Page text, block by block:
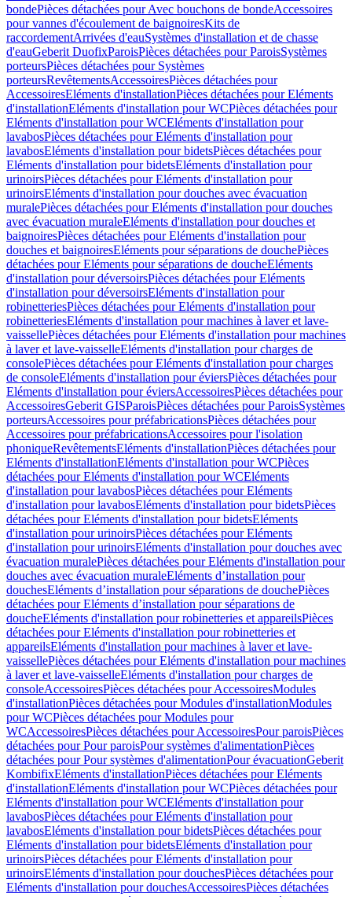
bondePièces détachées pour Avec bouchons de bondeAccessoires
pour vannes d'écoulement de baignoiresKits de
raccordementArrivées d'eauSystèmes d'installation et de chasse
d'eauGeberit DuofixParoisPièces détachées pour ParoisSystèmes
porteursPièces détachées pour Systèmes
porteursRevêtementsAccessoiresPièces détachées pour
AccessoiresEléments d'installationPièces détachées pour Eléments
d'installationEléments d'installation pour WCPièces détachées pour
Eléments d'installation pour WCEléments d'installation pour
lavabosPièces détachées pour Eléments d'installation pour
lavabosEléments d'installation pour bidetsPièces détachées pour
Eléments d'installation pour bidetsEléments d'installation pour
urinoirsPièces détachées pour Eléments d'installation pour
urinoirsEléments d'installation pour douches avec évacuation
muralePièces détachées pour Eléments d'installation pour douches
avec évacuation muraleEléments d'installation pour douches et
baignoiresPièces détachées pour Eléments d'installation pour
douches et baignoiresEléments pour séparations de douchePièces
détachées pour Eléments pour séparations de doucheEléments
d'installation pour déversoirsPièces détachées pour Eléments
d'installation pour déversoirsEléments d'installation pour
robinetteriesPièces détachées pour Eléments d'installation pour
robinetteriesEléments d'installation pour machines à laver et lave-
vaissellePièces détachées pour Eléments d'installation pour machines
à laver et lave-vaisselleEléments d'installation pour charges de
consolePièces détachées pour Eléments d'installation pour charges
de consoleEléments d'installation pour éviersPièces détachées pour
Eléments d'installation pour éviersAccessoiresPièces détachées pour
AccessoiresGeberit GISParoisPièces détachées pour ParoisSystèmes
porteursAccessoires pour préfabricationsPièces détachées pour
Accessoires pour préfabricationsAccessoires pour l'isolation
phoniqueRevêtementsEléments d'installationPièces détachées pour
Eléments d'installationEléments d'installation pour WCPièces
détachées pour Eléments d'installation pour WCEléments
d'installation pour lavabosPièces détachées pour Eléments
d'installation pour lavabosEléments d'installation pour bidetsPièces
détachées pour Eléments d'installation pour bidetsEléments
d'installation pour urinoirsPièces détachées pour Eléments
d'installation pour urinoirsEléments d'installation pour douches avec
évacuation muralePièces détachées pour Eléments d'installation pour
douches avec évacuation muraleEléments d’installation pour
douchesEléments d’installation pour séparations de douchePièces
détachées pour Eléments d’installation pour séparations de
doucheEléments d'installation pour robinetteries et appareilsPièces
détachées pour Eléments d'installation pour robinetteries et
appareilsEléments d'installation pour machines à laver et lave-
vaissellePièces détachées pour Eléments d'installation pour machines
à laver et lave-vaisselleEléments d'installation pour charges de
consoleAccessoiresPièces détachées pour AccessoiresModules
d'installationPièces détachées pour Modules d'installationModules
pour WCPièces détachées pour Modules pour
WCAccessoiresPièces détachées pour AccessoiresPour paroisPièces
détachées pour Pour paroisPour systèmes d'alimentationPièces
détachées pour Pour systèmes d'alimentationPour évacuationGeberit
KombifixEléments d'installationPièces détachées pour Eléments
d'installationEléments d'installation pour WCPièces détachées pour
Eléments d'installation pour WCEléments d'installation pour
lavabosPièces détachées pour Eléments d'installation pour
lavabosEléments d'installation pour bidetsPièces détachées pour
Eléments d'installation pour bidetsEléments d'installation pour
urinoirsPièces détachées pour Eléments d'installation pour
urinoirsEléments d'installation pour douchesPièces détachées pour
Eléments d'installation pour douchesAccessoiresPièces détachées